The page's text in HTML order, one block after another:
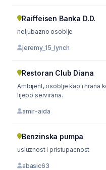
Raiffeisen Banka D.D.
neljubazno osoblje
jeremy_15_lynch
Restoran Club Diana
Ambijent, osoblje kao i hrana
lijepo servirana.
amir-aida
Benzinska pumpa
usluznost i pristupacnost
abasic63